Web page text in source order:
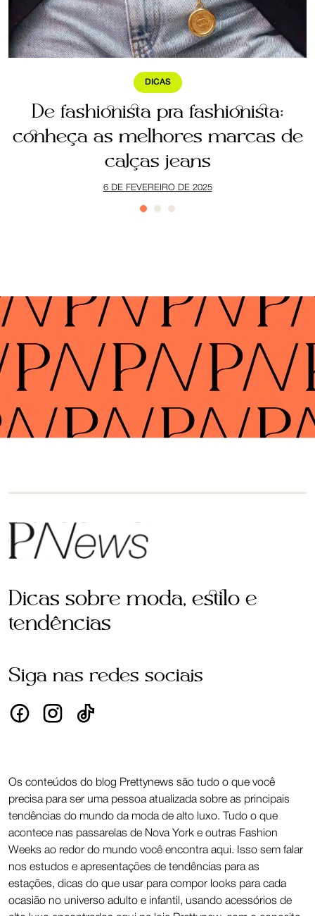
DICAS
De fashionista pra fashionista:
conheça as melhores marcas de
calças jeans
6 DE FEVEREIRO DE 2025
Dicas sobre moda, estilo e
tendências
Siga nas redes sociais
Os conteúdos do blog Prettynews são tudo o que você
precisa para ser uma pessoa atualizada sobre as principais
tendências do mundo da moda de alto luxo. Tudo o que
acontece nas passarelas de Nova York e outras Fashion
Weeks ao redor do mundo você encontra aqui. Isso sem falar
nos estudos e apresentações de tendências para as
estações, dicas do que usar para compor looks para cada
ocasião no universo adulto e infantil, usando acessórios de